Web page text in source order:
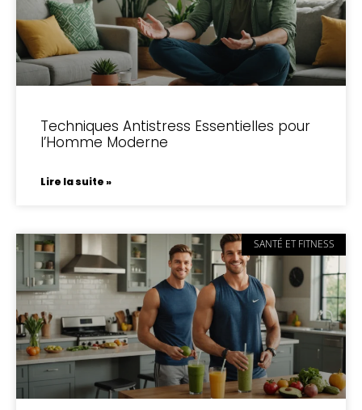
Techniques Antistress Essentielles pour
l’Homme Moderne
Lire la suite »
SANTÉ ET FITNESS